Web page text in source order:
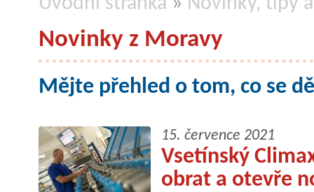
Novinky z Moravy
Mějte přehled o tom, co se
15. července 2021
Vsetínský
obrat a otevře